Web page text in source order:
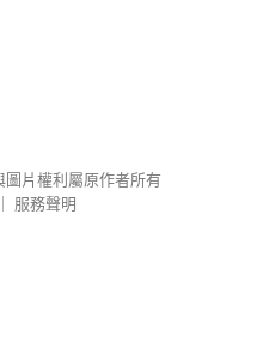
圖片權利屬原作者所有
服務聲明